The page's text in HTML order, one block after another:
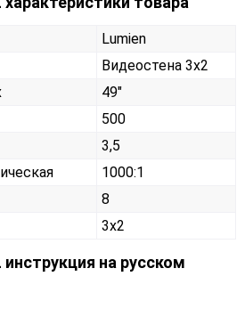
Lumien
Видеостена 3х2
49"
500
3,5
1000:1
8
3x2
инструкция на русском